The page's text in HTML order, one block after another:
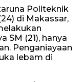
Politeknik
di Makassar,
SM (21), hanya
Penganiayaan
lebam di